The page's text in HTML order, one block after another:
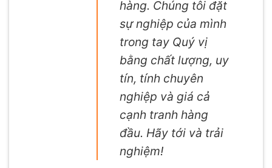
hàng. Chúng tôi đặt
sự nghiệp của mình
trong tay Quý vị
bằng chất lượng, uy
tín, tính chuyên
nghiệp và giá cả
cạnh tranh hàng
đầu. Hãy tới và trải
nghiệm!